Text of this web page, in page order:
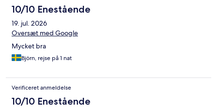
10/10 Enestående
19. jul. 2026
Oversæt med Google
Mycket bra
Björn, rejse på 1 nat
Verificeret anmeldelse
10/10 Enestående